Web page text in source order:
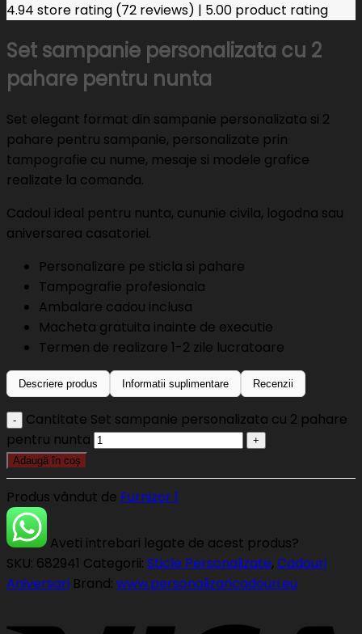
4.94 store rating (72 reviews) | 5.00 product rating
Set sampanie personalizata cu 2
pahare pentru nunta
Set elegant format din sampanie personalizata si 2
pahare pentru sampanie, personalizate prin
tampografie cu nume, mesaje si modele grafice
realizate la comanda.
Cadoul ideal pentru nunta, cununie civila, logodna sau
aniversarea casatoriei.
Personalizare pe sticla si pahare
Tampografie profesionala
Ambalare cadou inclusa
Macheta gratuita inainte de executie
Termen de realizare 1-2 zile lucratoare
Descriere produs Informatii suplimentare Recenzii
Cantitate Set sampanie personalizata cu 2 pahare
pentru nunta
Adaugă în coș
Produs vândut de Furnizor 1
Aveti intrebari legate de acest produs?
SKU: 682941 Categorii: Sticle Personalizate, Cadouri
Aniversari Brand: www.personalizaricadouri.eu